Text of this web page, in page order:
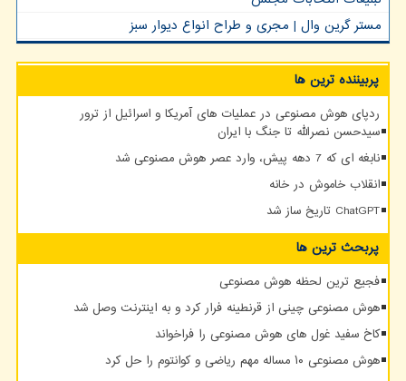
مستر گرین وال | مجری و طراح انواع دیوار سبز
پربیننده ترین ها
ردپای هوش مصنوعی در عملیات های آمریکا و اسرائیل از ترور
سیدحسن نصرالله تا جنگ با ایران
نابغه ای که 7 دهه پیش، وارد عصر هوش مصنوعی شد
انقلاب خاموش در خانه
ChatGPT تاریخ ساز شد
پربحث ترین ها
فجیع ترین لحظه هوش مصنوعی
هوش مصنوعی چینی از قرنطینه فرار کرد و به اینترنت وصل شد
کاخ سفید غول های هوش مصنوعی را فراخواند
هوش مصنوعی ۱۰ مساله مهم ریاضی و کوانتوم را حل کرد